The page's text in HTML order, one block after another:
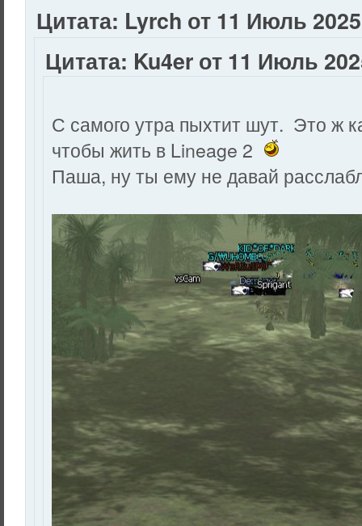
Цитата: Lyrch от 11 Июль
Цитата: Ku4er от 11 Июль
С самого утра пыхтит шут. Это ж
чтобы жить в Lineage 2
Паша, ну ты ему не давай